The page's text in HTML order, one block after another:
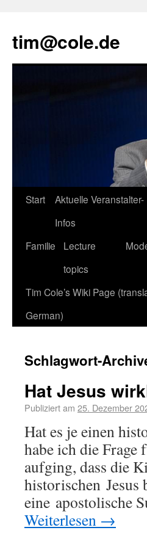
tim@cole.de
Start
Aktuelle Veranstalter-
Infos
Familie
Lecture
topics
Tim Cole’s Wiki Page
German)
Schlagwort-
Hat Jesus
Publiziert am 25. Dezember
Hat es je einen
habe ich die
aufging, dass die
historischen Jesus
eine apostolische
Weiterlesen →